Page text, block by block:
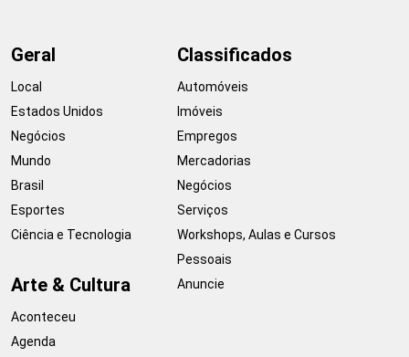
Geral
Local
Estados Unidos
Negócios
Mundo
Brasil
Esportes
Ciência e Tecnologia
Arte & Cultura
Aconteceu
Agenda
Classificados
Automóveis
Imóveis
Empregos
Mercadorias
Negócios
Serviços
Workshops, Aulas e Cursos
Pessoais
Anuncie